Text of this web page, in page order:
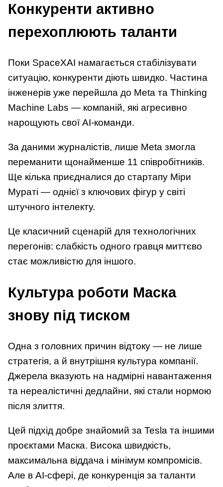
Конкуренти активно
перехоплюють таланти
Поки SpaceXAI намагається стабілізувати
ситуацію, конкуренти діють швидко. Частина
інженерів уже перейшла до Meta та Thinking
Machine Labs — компаній, які агресивно
нарощують свої AI-команди.
За даними журналістів, лише Meta змогла
переманити щонайменше 11 співробітників.
Ще кілька приєдналися до стартапу Міри
Мураті — однієї з ключових фігур у світі
штучного інтелекту.
Це класичний сценарій для технологічних
перегонів: слабкість одного гравця миттєво
стає можливістю для іншого.
Культура роботи Маска
знову під тиском
Одна з головних причин відтоку — не лише
стратегія, а й внутрішня культура компанії.
Джерела вказують на надмірні навантаження
та нереалістичні дедлайни, які стали нормою
після злиття.
Цей підхід добре знайомий за Tesla та іншими
проєктами Маска. Висока швидкість,
максимальна віддача і мінімум компромісів.
Але в AI-сфері, де конкуренція за таланти